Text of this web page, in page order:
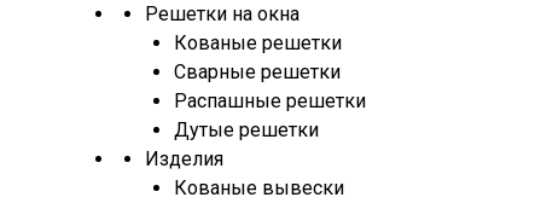
Решетки на окна
Кованые решетки
Сварные решетки
Распашные решетки
Дутые решетки
Изделия
Кованые вывески